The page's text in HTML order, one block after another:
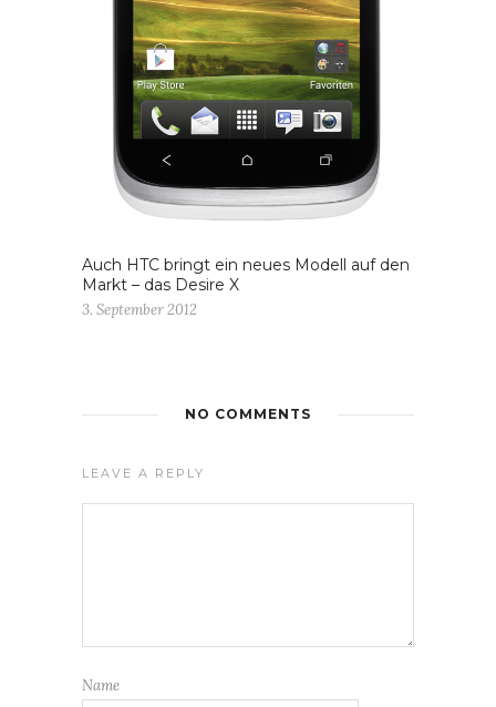
Auch HTC bringt ein neues Modell auf den
Markt – das Desire X
3. September 2012
NO COMMENTS
LEAVE A REPLY
Name